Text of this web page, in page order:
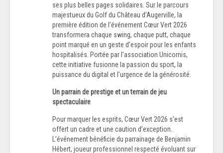
ses plus belles pages solidaires. Sur le parcours
majestueux du Golf du Château d’Augerville, la
première édition de l’événement Cœur Vert 2026
transformera chaque swing, chaque putt, chaque
point marqué en un geste d’espoir pour les enfants
hospitalisés. Portée par l’association Unicornis,
cette initiative fusionne la passion du sport, la
puissance du digital et l’urgence de la générosité.
Un parrain de prestige et un terrain de jeu
spectaculaire
Pour marquer les esprits, Cœur Vert 2026 s’est
offert un cadre et une caution d’exception.
L’événement bénéficie du parrainage de Benjamin
Hébert, joueur professionnel respecté évoluant sur